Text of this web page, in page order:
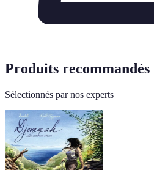
Produits recommandés
Sélectionnés par nos experts